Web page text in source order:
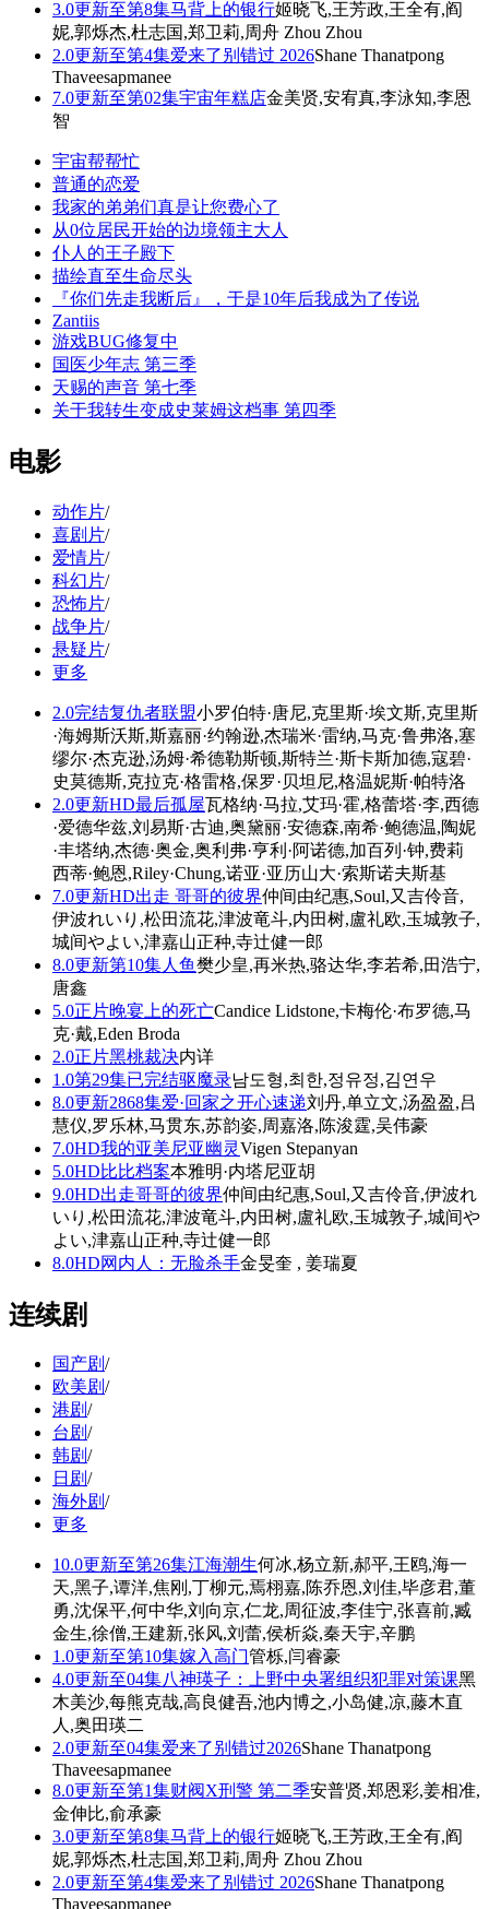
3.0更新至第8集马背上的银行姬晓飞,王芳政,王全有,阎
妮,郭烁杰,杜志国,郑卫莉,周舟 Zhou Zhou
2.0更新至第4集爱来了别错过 2026Shane Thanatpong
Thaveesapmanee
7.0更新至第02集宇宙年糕店金美贤,安宥真,李泳知,李恩
智
宇宙帮帮忙
普通的恋爱
我家的弟弟们真是让您费心了
从0位居民开始的边境领主大人
仆人的王子殿下
描绘直至生命尽头
『你们先走我断后』，于是10年后我成为了传说
Zantiis
游戏BUG修复中
国医少年志 第三季
天赐的声音 第七季
关于我转生变成史莱姆这档事 第四季
电影
动作片/
喜剧片/
爱情片/
科幻片/
恐怖片/
战争片/
悬疑片/
更多
2.0完结复仇者联盟小罗伯特·唐尼,克里斯·埃文斯,克里斯
·海姆斯沃斯,斯嘉丽·约翰逊,杰瑞米·雷纳,马克·鲁弗洛,塞
缪尔·杰克逊,汤姆·希德勒斯顿,斯特兰·斯卡斯加德,寇碧·
史莫德斯,克拉克·格雷格,保罗·贝坦尼,格温妮斯·帕特洛
2.0更新HD最后孤屋瓦格纳·马拉,艾玛·霍,格蕾塔·李,西德
·爱德华兹,刘易斯·古迪,奥黛丽·安德森,南希·鲍德温,陶妮
·丰塔纳,杰德·奥金,奥利弗·亨利·阿诺德,加百列·钟,费莉
西蒂·鲍恩,Riley·Chung,诺亚·亚历山大·索斯诺夫斯基
7.0更新HD出走 哥哥的彼界仲间由纪惠,Soul,又吉伶音,
伊波れいり,松田流花,津波竜斗,内田树,盧礼欧,玉城敦子,
城间やよい,津嘉山正种,寺辻健一郎
8.0更新第10集人鱼樊少皇,再米热,骆达华,李若希,田浩宁,
唐鑫
5.0正片晚宴上的死亡Candice Lidstone,卡梅伦·布罗德,马
克·戴,Eden Broda
2.0正片黑桃裁决内详
1.0第29集已完结驱魔录남도형,최한,정유정,김연우
8.0更新2868集爱·回家之开心速递刘丹,单立文,汤盈盈,吕
慧仪,罗乐林,马贯东,苏韵姿,周嘉洛,陈浚霆,吴伟豪
7.0HD我的亚美尼亚幽灵Vigen Stepanyan
5.0HD比比档案本雅明·内塔尼亚胡
9.0HD出走哥哥的彼界仲间由纪惠,Soul,又吉伶音,伊波れ
いり,松田流花,津波竜斗,内田树,盧礼欧,玉城敦子,城间や
よい,津嘉山正种,寺辻健一郎
8.0HD网内人：无脸杀手金旻奎 , 姜瑞夏
连续剧
国产剧/
欧美剧/
港剧/
台剧/
韩剧/
日剧/
海外剧/
更多
10.0更新至第26集江海潮生何冰,杨立新,郝平,王鸥,海一
天,黑子,谭洋,焦刚,丁柳元,焉栩嘉,陈乔恩,刘佳,毕彦君,董
勇,沈保平,何中华,刘向京,仁龙,周征波,李佳宁,张喜前,臧
金生,徐僧,王建新,张风,刘蕾,侯析焱,秦天宇,辛鹏
1.0更新至第10集嫁入高门管栎,闫睿豪
4.0更新至04集八神瑛子：上野中央署组织犯罪对策课黑
木美沙,每熊克哉,高良健吾,池内博之,小岛健,凉,藤木直
人,奥田瑛二
2.0更新至04集爱来了别错过2026Shane Thanatpong
Thaveesapmanee
8.0更新至第1集财阀X刑警 第二季安普贤,郑恩彩,姜相准,
金伸比,俞承豪
3.0更新至第8集马背上的银行姬晓飞,王芳政,王全有,阎
妮,郭烁杰,杜志国,郑卫莉,周舟 Zhou Zhou
2.0更新至第4集爱来了别错过 2026Shane Thanatpong
Thaveesapmanee